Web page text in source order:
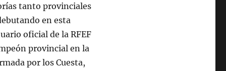
tanto provinciales
en esta
oficial de la RFEF
provincial en la
por los Cuesta,